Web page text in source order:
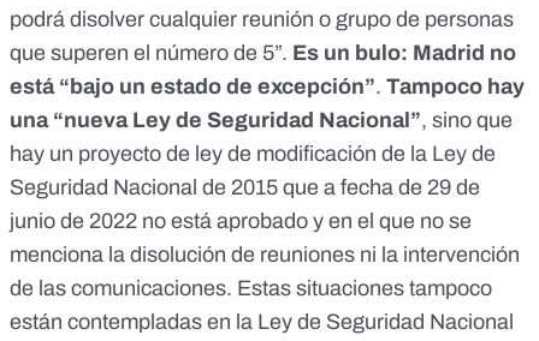
podrá disolver cualquier reunión o grupo de personas
que superen el número de 5”. Es un bulo: Madrid no
está “bajo un estado de excepción”. Tampoco hay
una “nueva Ley de Seguridad Nacional”, sino que
hay un proyecto de ley de modificación de la Ley de
Seguridad Nacional de 2015 que a fecha de 29 de
junio de 2022 no está aprobado y en el que no se
menciona la disolución de reuniones ni la intervención
de las comunicaciones. Estas situaciones tampoco
están contempladas en la Ley de Seguridad Nacional